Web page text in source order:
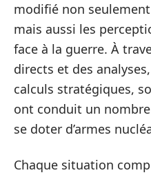
modifié non
mais aussi les
face à la guerre. À
directs et des
calculs stratégiques,
ont conduit un
se doter d’armes
Chaque situation